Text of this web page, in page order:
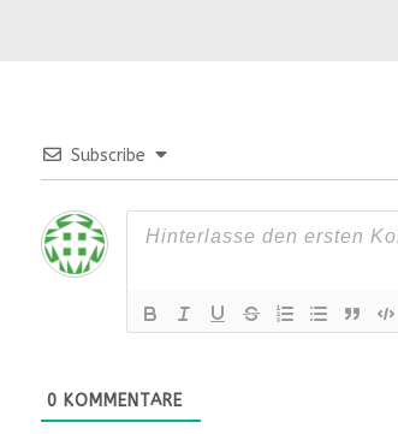
Subscribe
0 KOMMENTARE